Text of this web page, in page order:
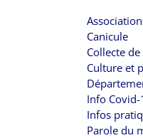
Canicule
Collecte
Culture et
Info Covid-
Infos
Parole du